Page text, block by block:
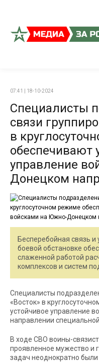
07:41 | 18-10-2024
Специалисты
связи
в
обеспечивают
управление
Донецком
Бесперебойная связь
боевой обстановке
слаженной работой
комплексов и систем
Специалисты
«Восток» в
устойчивое управление
направлении
В ходе СВО воины-
проявленное мужество и
задач неоднократно